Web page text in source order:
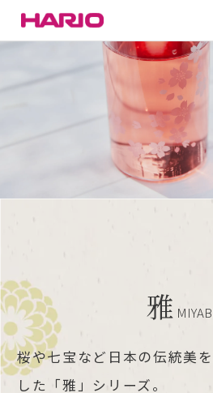
雅
桜や七宝など日本の伝統美
した「雅」シリーズ。